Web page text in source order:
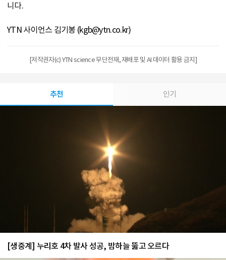
니다.
YTN 사이언스 김기봉 (kgb@ytn.co.kr)
[저작권자(c) YTN science 무단전재, 재배포 및 AI 데이터 활용 금지]
추천 인기
[생중계] 누리호 4차 발사 성공, 밤하늘 뚫고 오르다